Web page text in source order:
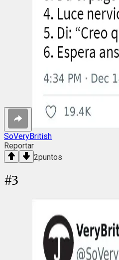
SoVeryBritish
Reportar
2puntos
#3